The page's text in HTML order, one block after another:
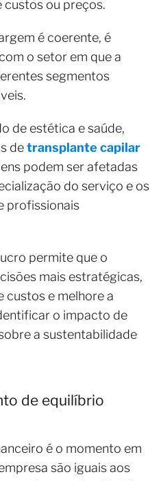
custos ou preços.
é coerente, é
o setor em que a
segmentos
de estética e saúde,
detransplante capilar
podem ser afetadas
do serviço e os
profissionais
permite que o
mais estratégicas,
custos e melhore a
o impacto de
a sustentabilidade
de equilíbrio
é o momento em
são iguais aos